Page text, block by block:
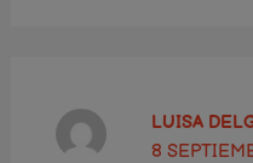
LUISA
8